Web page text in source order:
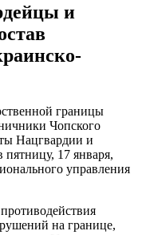
и
границы
Чопского
Нацгвардии и
17 января,
управления
на границе,